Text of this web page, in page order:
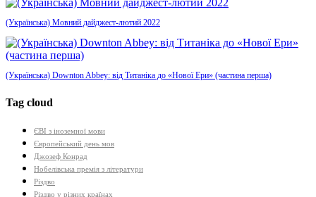
(Українська) Мовний дайджест-лютий 2022
(Українська) Downton Abbey: від Титаніка до «Нової Ери» (частина перша)
Tag cloud
ЄВІ з іноземної мови
Європейський день мов
Джозеф Конрад
Нобелівська премія з літератури
Різдво
Різдво у різних країнах